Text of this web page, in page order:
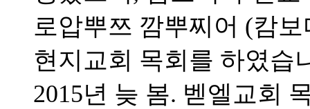
로압뿌쯔 깜뿌찌어 (캄
현지교회 목회를 하였습
2015년 늦 봄. 벧엘교회